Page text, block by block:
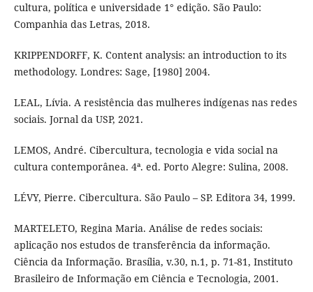
cultura, política e universidade 1° edição. São Paulo:
Companhia das Letras, 2018.
KRIPPENDORFF, K. Content analysis: an introduction to its
methodology. Londres: Sage, [1980] 2004.
LEAL, Lívia. A resistência das mulheres indígenas nas redes
sociais. Jornal da USP, 2021.
LEMOS, André. Cibercultura, tecnologia e vida social na
cultura contemporânea. 4ª. ed. Porto Alegre: Sulina, 2008.
LÉVY, Pierre. Cibercultura. São Paulo – SP. Editora 34, 1999.
MARTELETO, Regina Maria. Análise de redes sociais:
aplicação nos estudos de transferência da informação.
Ciência da Informação. Brasília, v.30, n.1, p. 71-81, Instituto
Brasileiro de Informação em Ciência e Tecnologia, 2001.